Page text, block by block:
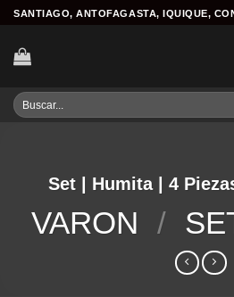
Skip
content
SANTIAGO, ANTOFAGASTA, IQUIQUE,
Buscar
por:
Set | Humita | 4
VARON /